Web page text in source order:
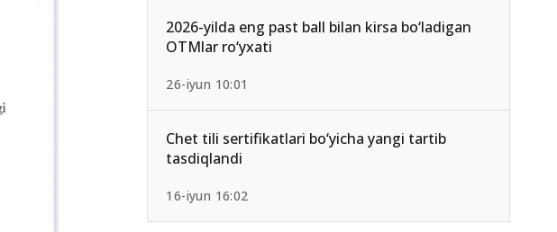
2026-yilda eng past ball bilan kirsa bo‘ladigan
OTMlar ro‘yxati
26-iyun 10:01
Chet tili sertifikatlari bo‘yicha yangi tartib
tasdiqlandi
16-iyun 16:02